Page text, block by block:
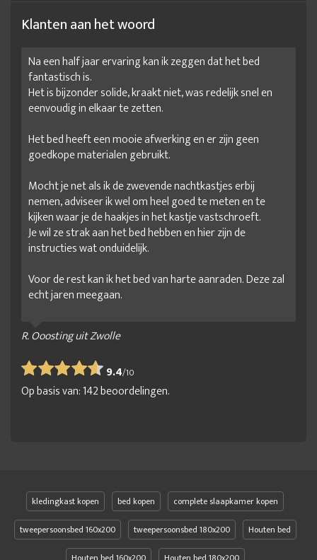
Klanten aan het woord
Na een half jaar ervaring kan ik zeggen dat het bed
fantastisch is.
Het is bijzonder solide, kraakt niet, was redelijk snel en
eenvoudig in elkaar te zetten.
Het bed heeft een mooie afwerking en er zijn geen
goedkope materialen gebruikt.
Mocht je net als ik de zwevende nachtkastjes erbij
nemen, adviseer ik wel om heel goed te meten en te
kijken waar je de haakjes in het kastje vastschroeft.
Je wil ze strak aan het bed hebben en hier zijn de
instructies wat onduidelijk.
Voor de rest kan ik het bed van harte aanraden. Deze zal
echt jaren meegaan.
R. Ooosting uit Zwolle
9.4/10
Op basis van:142beoordelingen.
kledingkast kopen bed kopen
complete slaapkamer kopen
tweepersoonsbed 160x200
tweepersoonsbed 180x200
Houten bed